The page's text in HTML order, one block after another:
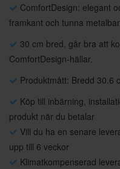
ComfortDesign: elegant
framkant och tunna
30 cm bred, går bra att
ComfortDesign-hällar.
Produktmått: Bredd 30.6
Köp till inbärning,
produkt när du betalar
Vill du ha en senare
upp till 6 veckor
Klimatkompenserad